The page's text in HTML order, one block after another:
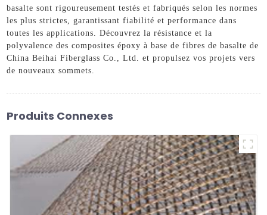
basalte sont rigoureusement testés et fabriqués selon les normes
les plus strictes, garantissant fiabilité et performance dans
toutes les applications. Découvrez la résistance et la
polyvalence des composites époxy à base de fibres de basalte de
China Beihai Fiberglass Co., Ltd. et propulsez vos projets vers
de nouveaux sommets.
Produits Connexes